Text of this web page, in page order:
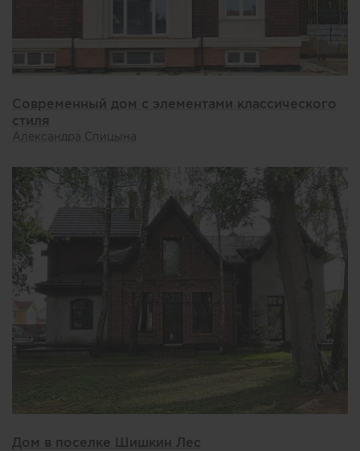
Современный дом с элементами классического
стиля
Александра Спицына
Дом в поселке Шишкин Лес